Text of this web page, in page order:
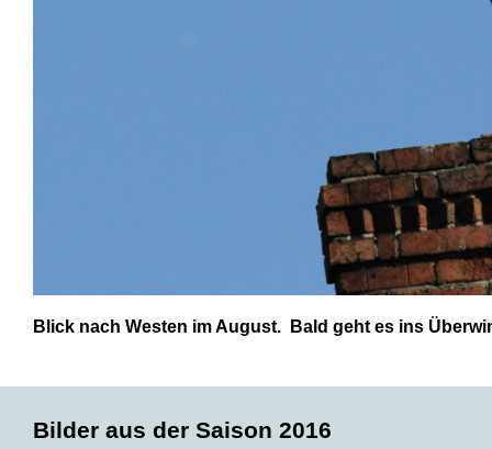
Bilder aus der Saison 2016
Blick nach Westen im August. Bald geht es ins